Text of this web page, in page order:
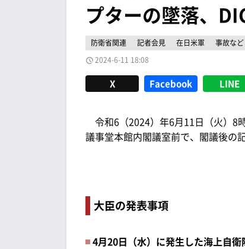
プターの墜落、
防衛省関連 記者会見 在日米軍 事故など
2024-6-11 18:08
X Facebook LINE
令和6（2024）年6月11日（火）8
議事堂本館内閣議室前で、閣議後の
大臣の発表事項
4月20日（水）に発生した海上自